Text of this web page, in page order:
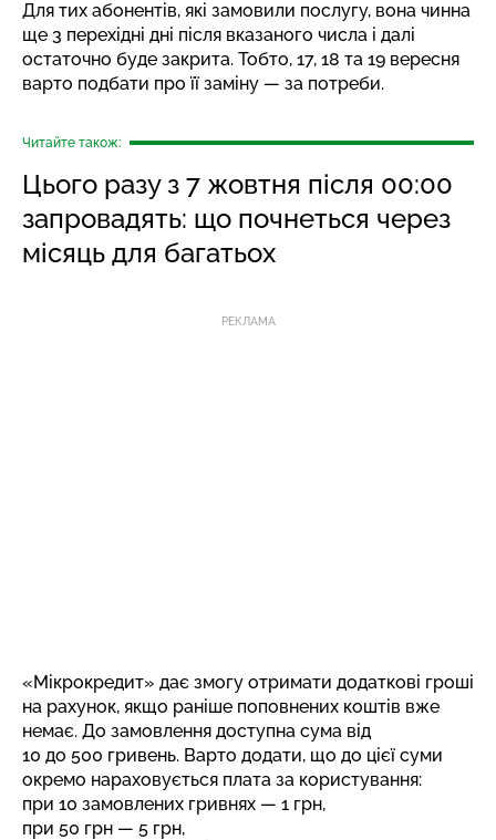
Для тих абонентів, які замовили послугу, вона чинна
ще 3 перехідні дні після вказаного числа і далі
остаточно буде закрита. Тобто, 17, 18 та 19 вересня
варто подбати про її заміну — за потреби.
Читайте також:
Цього разу з 7 жовтня після 00:00
запровадять: що почнеться через
місяць для багатьох
РЕКЛАМА
«Мікрокредит» дає змогу отримати додаткові гроші
на рахунок, якщо раніше поповнених коштів вже
немає. До замовлення доступна сума від
10 до 500 гривень. Варто додати, що до цієї суми
окремо нараховується плата за користування:
при 10 замовлених гривнях — 1 грн,
при 50 грн — 5 грн,